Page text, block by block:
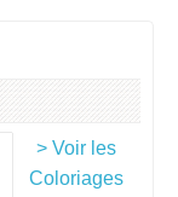
> Voir les
Coloriages